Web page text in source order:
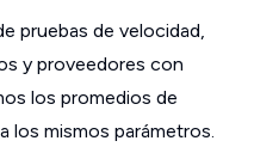
pruebas de velocidad,
y proveedores con
los promedios de
los mismos parámetros.